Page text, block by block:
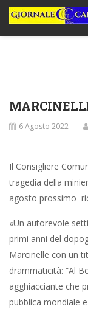
6 Agosto 2022
Il Consigliere
tragedia della
agosto prossimo
«Un autorevole
primi anni del
Marcinelle con un
drammaticità: “Al
agghiacciante che
pubblica mondiale